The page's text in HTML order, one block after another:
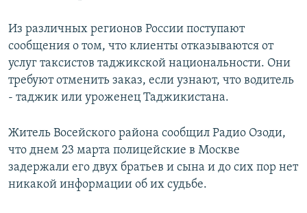
Из различных регионов России поступают
сообщения о том, что клиенты отказываются от
услуг таксистов таджикской национальности. Они
требуют отменить заказ, если узнают, что водитель
- таджик или уроженец Таджикистана.
Житель Восейского района сообщил Радио Озоди,
что днем 23 марта полицейские в Москве
задержали его двух братьев и сына и до сих пор нет
никакой информации об их судьбе.